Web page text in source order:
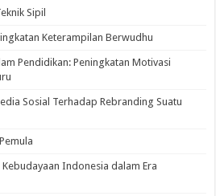
Sipil
Keterampilan Berwudhu
Pendidikan: Peningkatan Motivasi
Sosial Terhadap Rebranding Suatu
Indonesia dalam Era